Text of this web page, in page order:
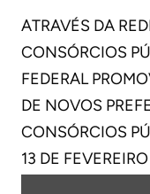
ATRAVÉS DA
CONSÓRCIOS
FEDERAL
DE NOVOS
CONSÓRCIOS
13 DE